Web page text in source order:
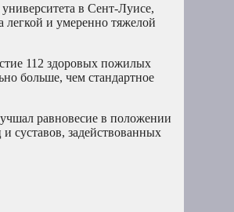
в Сент-Луисе,
легкой и умеренно тяжелой
112 здоровых пожилых
больше, чем стандартное
равновесие в положении
суставов, задействованных